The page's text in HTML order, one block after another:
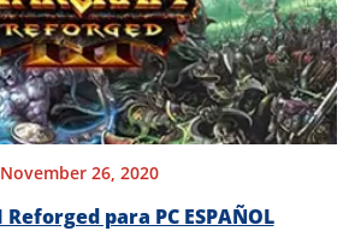
November 26, 2020
para PC ESPAÑOL